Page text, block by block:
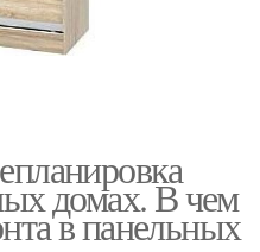
домах. В чем
в панельных